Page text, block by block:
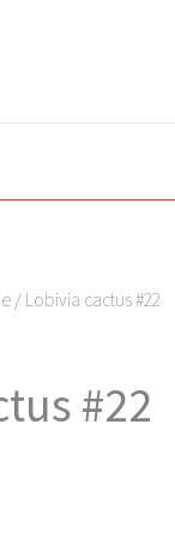
/ Lobivia cactus #22
#22